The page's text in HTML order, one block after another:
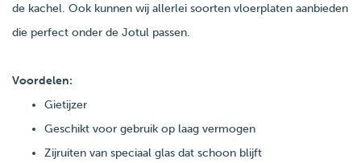
de kachel. Ook kunnen wij allerlei soorten vloerplaten aanbieden
die perfect onder de Jotul passen.
Voordelen:
Gietijzer
Geschikt voor gebruik op laag vermogen
Zijruiten van speciaal glas dat schoon blijft